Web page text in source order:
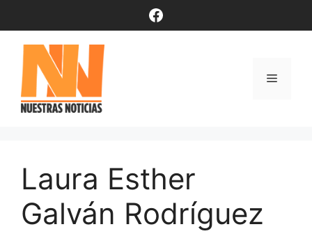
contenido
Facebook
Menú
Laura Esther
Galván Rodríguez